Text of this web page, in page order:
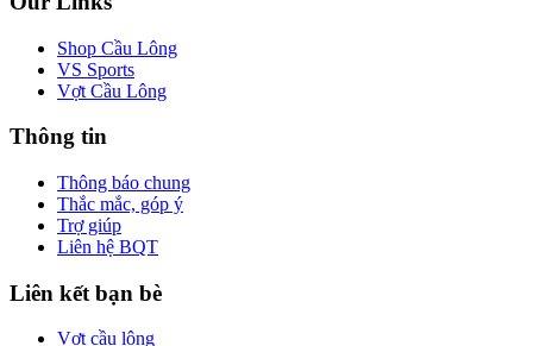
Shop Cầu Lông
VS Sports
Vợt Cầu Lông
Thông tin
Thông báo chung
Thắc mắc, góp ý
Trợ giúp
Liên hệ BQT
Liên kết bạn bè
Vợt cầu lông